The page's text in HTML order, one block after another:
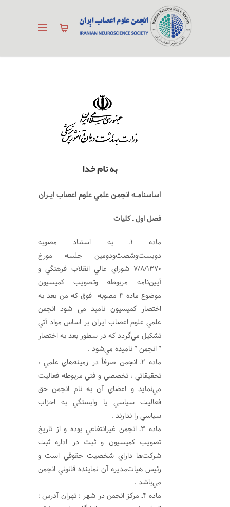
به نام خدا
اساسنامــه انجمـن علمي علوم اعصاب ايــران
فصل اول ـ كليات
ماده 1ـ به استناد مصوبه
دويست‌وشصت‌ودومين جلسه مورخ
7/8/1370 شوراي عالي انقلاب فرهنگي و
آيين‌نامه مربوطه وتصویب کمیسیون
موضوع ماده 4 مصوبه فوق که من بعد به
اختصار کمیسیون نامید می شود انجمن
علمي علوم اعصاب ایران بر اساس مواد آتي
تشكيل مي‌گردد كه در سطور بعد به اختصار
” انجمن ” ناميده مي‌شود .
ماده 2ـ انجمن صرفاً در زمينه‌هاي علمي ،
تحقيقاتي ، تخصصي و فني مربوطه فعاليت
مي‌نمايد و اعضاي آن به نام انجمن حق
فعاليت سياسي يا وابستگي به احزاب
سياسي را ندارند .
ماده 3ـ انجمن غيرانتفاعي بوده و از تاريخ
تصويب كميسيون و ثبت در اداره ثبت
شركت‌ها داراي شخصيت حقوقي است و
رئيس هيات‌مديره آن نماينده قانوني انجمن
مي‌باشد .
ماده 4ـ مركز انجمن در شهر : تهران آدرس :